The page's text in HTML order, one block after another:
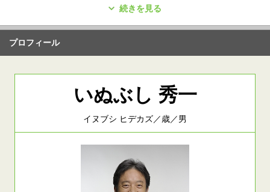
続きを見る
プロフィール
いぬぶし 秀一
イヌブシ ヒデカズ／歳／男